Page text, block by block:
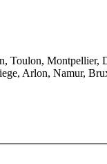
Toulon, Montpellier,
Arlon, Namur,